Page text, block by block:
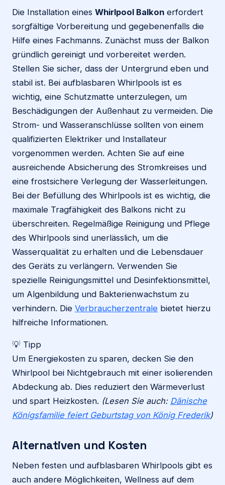
Die Installation eines Whirlpool Balkon erfordert
sorgfältige Vorbereitung und gegebenenfalls die
Hilfe eines Fachmanns. Zunächst muss der Balkon
gründlich gereinigt und vorbereitet werden.
Stellen Sie sicher, dass der Untergrund eben und
stabil ist. Bei aufblasbaren Whirlpools ist es
wichtig, eine Schutzmatte unterzulegen, um
Beschädigungen der Außenhaut zu vermeiden. Die
Strom- und Wasseranschlüsse sollten von einem
qualifizierten Elektriker und Installateur
vorgenommen werden. Achten Sie auf eine
ausreichende Absicherung des Stromkreises und
eine frostsichere Verlegung der Wasserleitungen.
Bei der Befüllung des Whirlpools ist es wichtig, die
maximale Tragfähigkeit des Balkons nicht zu
überschreiten. Regelmäßige Reinigung und Pflege
des Whirlpools sind unerlässlich, um die
Wasserqualität zu erhalten und die Lebensdauer
des Geräts zu verlängern. Verwenden Sie
spezielle Reinigungsmittel und Desinfektionsmittel,
um Algenbildung und Bakterienwachstum zu
verhindern. Die Verbraucherzentrale bietet hierzu
hilfreiche Informationen.
💡 Tipp
Um Energiekosten zu sparen, decken Sie den
Whirlpool bei Nichtgebrauch mit einer isolierenden
Abdeckung ab. Dies reduziert den Wärmeverlust
und spart Heizkosten. (Lesen Sie auch: Dänische
Königsfamilie feiert Geburtstag von König Frederik)
Alternativen und Kosten
Neben festen und aufblasbaren Whirlpools gibt es
auch andere Möglichkeiten, Wellness auf dem